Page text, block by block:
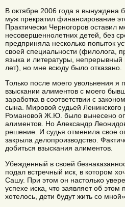
В октябре 2006 года я вынуждена
муж прекратил финансирование
Практически Черногоров оставил
несовершеннолетних детей, без
предприняла несколько попыток
своей специальности (филолога,
языка и литературы, непрерывный
лет), но мне всюду было отказано.
Только после моего увольнения я
взыскании алиментов с моего
заработка в соответствии с
сына. Мировой судьей Ленинского
Романовой Ж.Ю. было вынесено
алиментов. Но Александр
решение. И судья отменила свое
закрыла делопроизводство.
добиться взыскания алиментов.
Убежденный в своей
подал встречный иск, в котором
Сашу. При этом он настолько
успехе иска, что заявляет об
хотелось, дети будут жить со